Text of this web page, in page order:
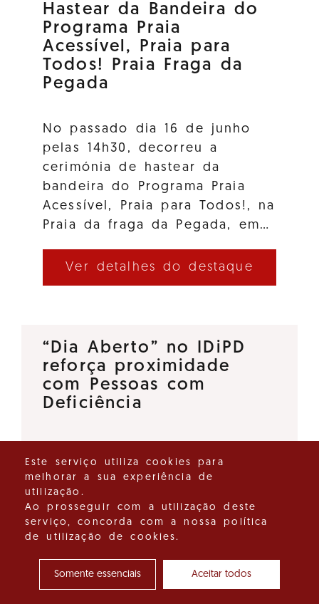
Hastear da Bandeira do
Programa Praia
Acessível, Praia para
Todos! Praia Fraga da
Pegada
No passado dia 16 de junho
pelas 14h30, decorreu a
cerimónia de hastear da
bandeira do Programa Praia
Acessível, Praia para Todos!, na
Praia da fraga da Pegada, em…
Ver detalhes do destaque
“Dia Aberto” no IDiPD
reforça proximidade
com Pessoas com
Deficiência
Pessoas com Deficiência (IDiPD)
lançou a iniciativa “Dia Aberto”,
um espaço de diálogo direto
que tem como objetivo
reforçar a proximidade entre…
Ver detalhes do destaque
Este serviço utiliza cookies para
melhorar a sua experiência de
utilização.
Ao prosseguir com a utilização deste
serviço, concorda com a nossa política
de utilização de cookies.
Somente essenciais Aceitar todos